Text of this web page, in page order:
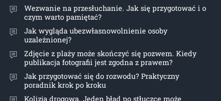
Wezwanie na przesłuchanie. Jak się przygotować i o
czym warto pamiętać?
Jak wygląda ubezwłasnowolnienie osoby
uzależnionej?
Zdjęcie z plaży może skończyć się pozwem. Kiedy
publikacja fotografii jest zgodna z prawem?
Jak przygotować się do rozwodu? Praktyczny
poradnik krok po kroku
Kolizja drogowa. Jeden błąd po stłuczce może